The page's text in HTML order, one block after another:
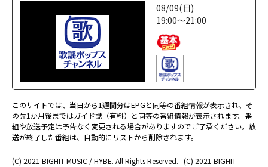
08/09(日)
19:00～21:00
このサイトでは、当日から1週間分はEPGと同等の番組情報が表示され、そ
の先1か月後まではガイド誌（有料）と同等の番組情報が表示されます。番
組や放送予定は予告なく変更される場合がありますのでご了承ください。放
送が終了した番組は、自動的にリストから削除されます。
(C) 2021 BIGHIT MUSIC / HYBE. All Rights Reserved. (C) 2021 BIGHIT